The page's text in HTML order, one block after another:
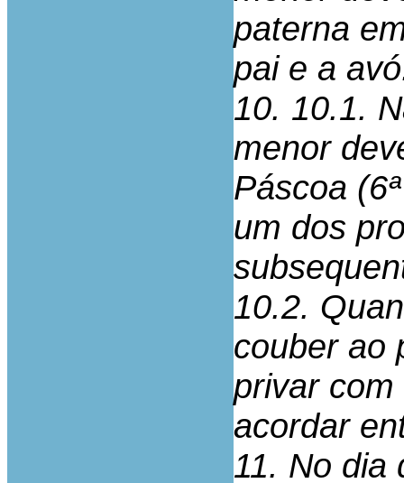
paterna
pai e a
10. 10.1.
menor
Páscoa
um dos
10.2.
couber ao
privar
acordar
11. No dia